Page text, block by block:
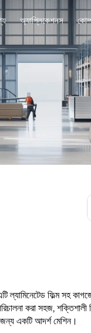
অ্যাপ্লিকেশনস
ল্যামিনেটেড ফিল্ম সহ
করা সহজ,
জন্য একটি আদর্শ মেশিন।